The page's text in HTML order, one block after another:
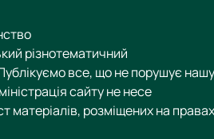
різнотематичний
все, що не порушує нашу
сайту не несе
матеріалів, розміщених на правах